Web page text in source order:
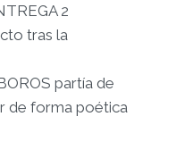
2
tras la
partía de
de forma poética